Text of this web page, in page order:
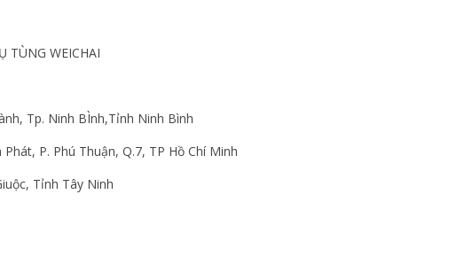
TÙNG WEICHAI
Tp. Ninh BÌnh,Tỉnh Ninh Bình
P. Phú Thuận, Q.7, TP Hồ Chí Minh
Tỉnh Tây Ninh